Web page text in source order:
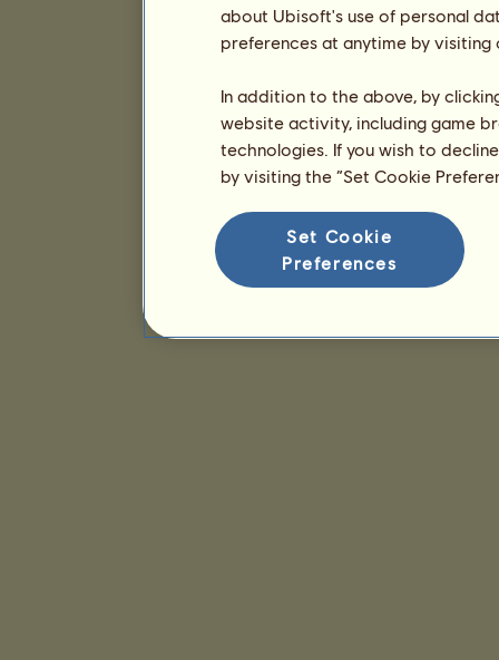
about Ubisoft's use of personal
preferences at anytime by
In addition to the above, by
website activity, including game
technologies. If you wish to
by visiting the “Set Cookie
Set Cookie
Preferences